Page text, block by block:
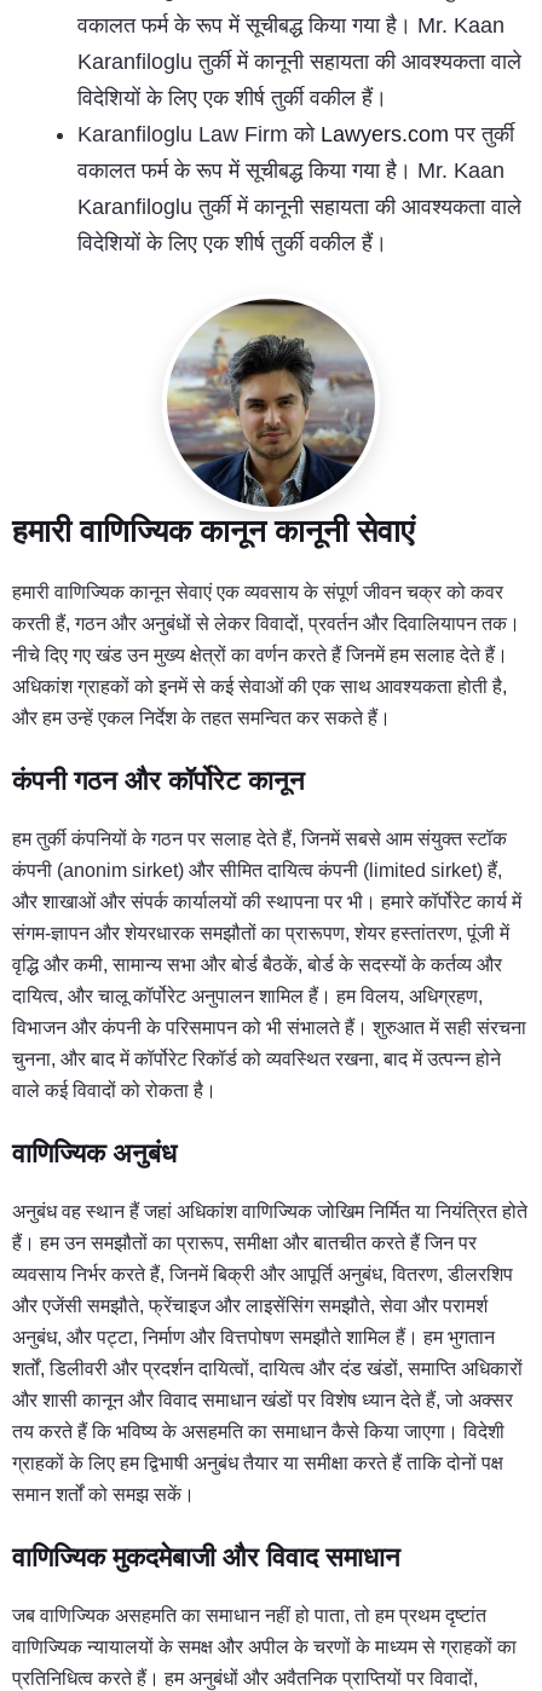
वकालत फर्म के रूप में सूचीबद्ध किया गया है। Mr. Kaan
Karanfiloglu तुर्की में कानूनी सहायता की आवश्यकता वाले
विदेशियों के लिए एक शीर्ष तुर्की वकील हैं।
Karanfiloglu Law Firm को Lawyers.comपर तुर्की
वकालत फर्म के रूप में सूचीबद्ध किया गया है। Mr. Kaan
Karanfiloglu तुर्की में कानूनी सहायता की आवश्यकता वाले
विदेशियों के लिए एक शीर्ष तुर्की वकील हैं।
हमारी वाणिज्यिक कानून कानूनी सेवाएं
हमारी वाणिज्यिक कानून सेवाएं एक व्यवसाय के संपूर्ण जीवन चक्र को कवर
करती हैं, गठन और अनुबंधों से लेकर विवादों, प्रवर्तन और दिवालियापन तक।
नीचे दिए गए खंड उन मुख्य क्षेत्रों का वर्णन करते हैं जिनमें हम सलाह देते हैं।
अधिकांश ग्राहकों को इनमें से कई सेवाओं की एक साथ आवश्यकता होती है,
और हम उन्हें एकल निर्देश के तहत समन्वित कर सकते हैं।
कंपनी गठन और कॉर्पोरेट कानून
हम तुर्की कंपनियों के गठन पर सलाह देते हैं, जिनमें सबसे आम संयुक्त स्टॉक
कंपनी (anonim sirket) और सीमित दायित्व कंपनी (limited sirket) हैं,
और शाखाओं और संपर्क कार्यालयों की स्थापना पर भी। हमारे कॉर्पोरेट कार्य में
संगम-ज्ञापन और शेयरधारक समझौतों का प्रारूपण, शेयर हस्तांतरण, पूंजी में
वृद्धि और कमी, सामान्य सभा और बोर्ड बैठकें, बोर्ड के सदस्यों के कर्तव्य और
दायित्व, और चालू कॉर्पोरेट अनुपालन शामिल हैं। हम विलय, अधिग्रहण,
विभाजन और कंपनी के परिसमापन को भी संभालते हैं। शुरुआत में सही संरचना
चुनना, और बाद में कॉर्पोरेट रिकॉर्ड को व्यवस्थित रखना, बाद में उत्पन्न होने
वाले कई विवादों को रोकता है।
वाणिज्यिक अनुबंध
अनुबंध वह स्थान हैं जहां अधिकांश वाणिज्यिक जोखिम निर्मित या नियंत्रित होते
हैं। हम उन समझौतों का प्रारूप, समीक्षा और बातचीत करते हैं जिन पर
व्यवसाय निर्भर करते हैं, जिनमें बिक्री और आपूर्ति अनुबंध, वितरण, डीलरशिप
और एजेंसी समझौते, फ्रेंचाइज और लाइसेंसिंग समझौते, सेवा और परामर्श
अनुबंध, और पट्टा, निर्माण और वित्तपोषण समझौते शामिल हैं। हम भुगतान
शर्तों, डिलीवरी और प्रदर्शन दायित्वों, दायित्व और दंड खंडों, समाप्ति अधिकारों
और शासी कानून और विवाद समाधान खंडों पर विशेष ध्यान देते हैं, जो अक्सर
तय करते हैं कि भविष्य के असहमति का समाधान कैसे किया जाएगा। विदेशी
ग्राहकों के लिए हम द्विभाषी अनुबंध तैयार या समीक्षा करते हैं ताकि दोनों पक्ष
समान शर्तों को समझ सकें।
वाणिज्यिक मुकदमेबाजी और विवाद समाधान
जब वाणिज्यिक असहमति का समाधान नहीं हो पाता, तो हम प्रथम दृष्टांत
वाणिज्यिक न्यायालयों के समक्ष और अपील के चरणों के माध्यम से ग्राहकों का
प्रतिनिधित्व करते हैं। हम अनुबंधों और अवैतनिक प्राप्तियों पर विवादों,